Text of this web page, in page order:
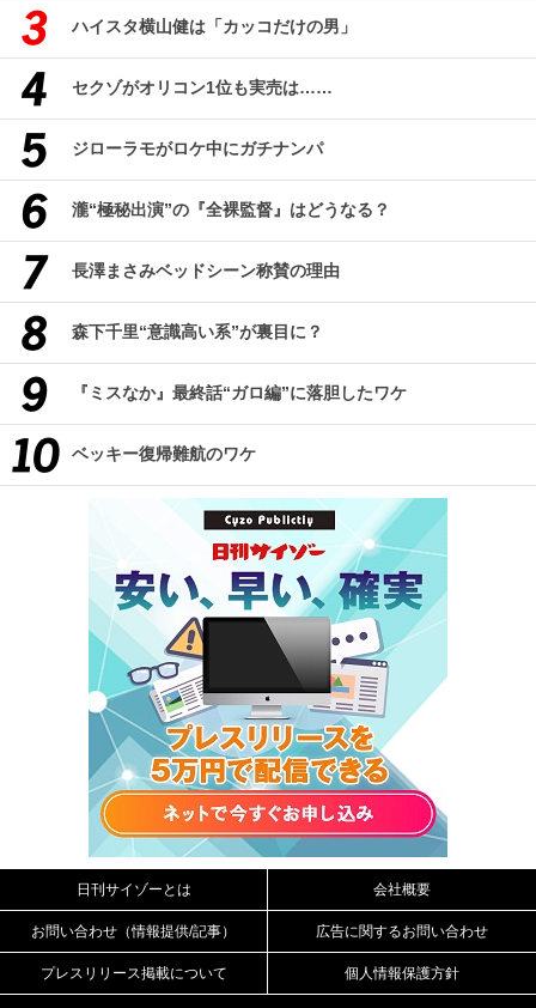
ハイスタ横山健は「カッコだけの男」
セクゾがオリコン1位も実売は……
ジローラモがロケ中にガチナンパ
瀧“極秘出演”の『全裸監督』はどうなる？
長澤まさみベッドシーン称賛の理由
森下千里“意識高い系”が裏目に？
『ミスなか』最終話“ガロ編”に落胆したワケ
ベッキー復帰難航のワケ
日刊サイゾーとは 会社概要
お問い合わせ（情報提供/記事） 広告に関するお問い合わせ
プレスリリース掲載について 個人情報保護方針